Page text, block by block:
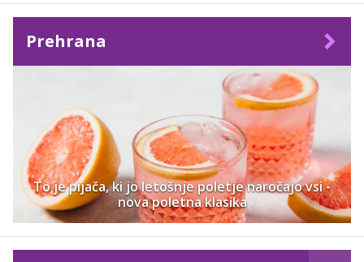
Prehrana
To je pijača, ki jo letošnje poletje naročajo vsi -
nova poletna klasika